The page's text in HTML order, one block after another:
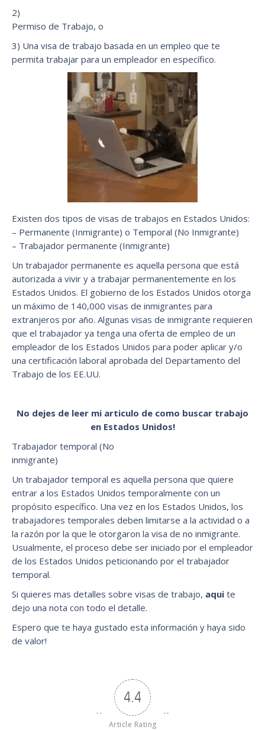
2)
Permiso de Trabajo, o
3) Una visa de trabajo basada en un empleo que te
permita trabajar para un empleador en específico.
Existen dos tipos de visas de trabajos en Estados Unidos:
– Permanente (Inmigrante) o Temporal (No Inmigrante)
– Trabajador permanente (Inmigrante)
Un trabajador permanente es aquella persona que está
autorizada a vivir y a trabajar permanentemente en los
Estados Unidos. El gobierno de los Estados Unidos otorga
un máximo de 140,000 visas de inmigrantes para
extranjeros por año. Algunas visas de inmigrante requieren
que el trabajador ya tenga una oferta de empleo de un
empleador de los Estados Unidos para poder aplicar y/o
una certificación laboral aprobada del Departamento del
Trabajo de los EE.UU.
No dejes de leer mi articulo de como buscar trabajo
en Estados Unidos!
Trabajador temporal (No
inmigrante)
Un trabajador temporal es aquella persona que quiere
entrar a los Estados Unidos temporalmente con un
propósito específico. Una vez en los Estados Unidos, los
trabajadores temporales deben limitarse a la actividad o a
la razón por la que le otorgaron la visa de no inmigrante.
Usualmente, el proceso debe ser iniciado por el empleador
de los Estados Unidos peticionando por el trabajador
temporal.
Si quieres mas detalles sobre visas de trabajo, aqui te
dejo una nota con todo el detalle.
Espero que te haya gustado esta información y haya sido
de valor!
4.4
Article Rating